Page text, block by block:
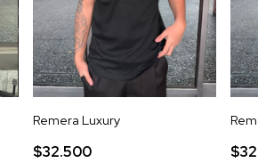
Remera Luxury
$32.500